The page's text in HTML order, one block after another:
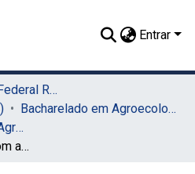
Entrar
01. Universidade Federal Rural de Pernambuco - UFRPE (Sede)
Bacharelado em Agroecologia (Sede)
TCC - Bacharelado em Agroecologia (Sede)
Experiências vividas com a agricultura urbana e a alimentação saudável na periferia do Recife